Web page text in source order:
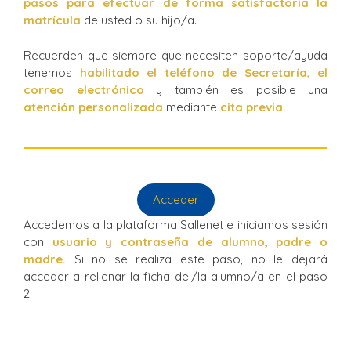
matrícula de usted o su hijo/a.
Recuerden que siempre que necesiten soporte/ayuda
tenemos habilitado el teléfono de Secretaría, el
correo electrónico y también es posible una
atención personalizada mediante cita previa.
Acceder
Accedemos a la plataforma Sallenet e iniciamos sesión
con usuario y contraseña de alumno, padre o
madre. Si no se realiza este paso, no le dejará
acceder a rellenar la ficha del/la alumno/a en el paso
2.